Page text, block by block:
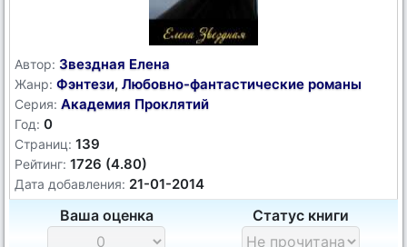
Автор: Звездная Елена
Жанр: Фэнтези, Любовно-фантастические романы
Серия: Академия Проклятий
Год: 0
Страниц: 139
Рейтинг: 1726 (4.80)
Дата добавления: 21-01-2014
Ваша оценка Статус книги